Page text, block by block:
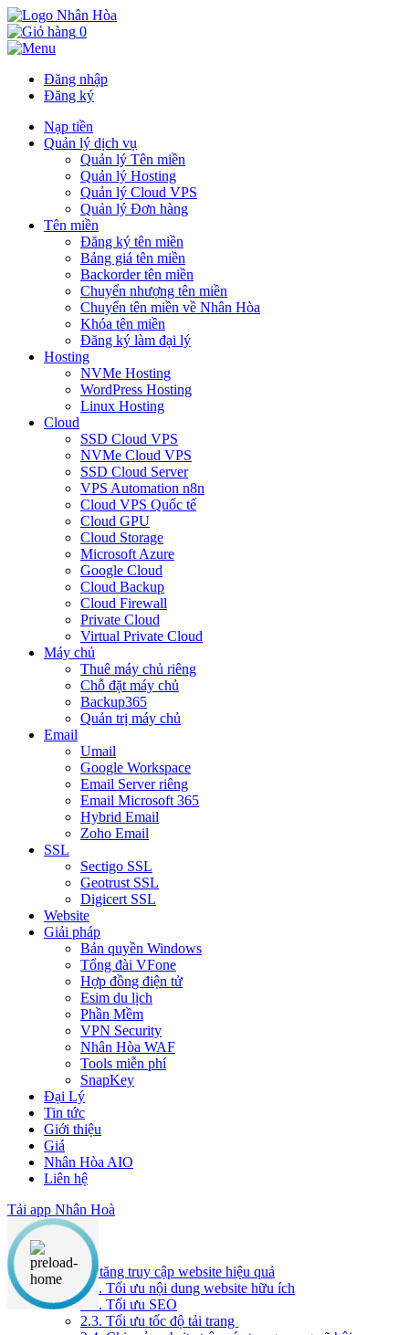
0
Đăng nhập
Đăng ký
Nạp tiền
Quản lý dịch vụ
Quản lý Tên miền
Quản lý Hosting
Quản lý Cloud VPS
Quản lý Đơn hàng
Tên miền
Đăng ký tên miền
Bảng giá tên miền
Backorder tên miền
Chuyển nhượng tên miền
Chuyển tên miền về Nhân Hòa
Khóa tên miền
Đăng ký làm đại lý
Hosting
NVMe Hosting
WordPress Hosting
Linux Hosting
Cloud
SSD Cloud VPS
NVMe Cloud VPS
SSD Cloud Server
VPS Automation n8n
Cloud VPS Quốc tế
Cloud GPU
Cloud Storage
Microsoft Azure
Google Cloud
Cloud Backup
Cloud Firewall
Private Cloud
Virtual Private Cloud
Máy chủ
Thuê máy chủ riêng
Chỗ đặt máy chủ
Backup365
Quản trị máy chủ
Email
Umail
Google Workspace
Email Server riêng
Email Microsoft 365
Hybrid Email
Zoho Email
SSL
Sectigo SSL
Geotrust SSL
Digicert SSL
Website
Giải pháp
Bản quyền Windows
Tổng đài VFone
Hợp đồng điện tử
Esim du lịch
Phần Mềm
VPN Security
Nhân Hòa WAF
Tools miễn phí
SnapKey
Đại Lý
Tin tức
Giới thiệu
Giá
Nhân Hòa AIO
Liên hệ
Tải app Nhân Hoà
Nội dung chính
2. 8 cách tăng truy cập website hiệu quả
2.1. Tối ưu nội dung website hữu ích
2.2. Tối ưu SEO
2.3. Tối ưu tốc độ tải trang